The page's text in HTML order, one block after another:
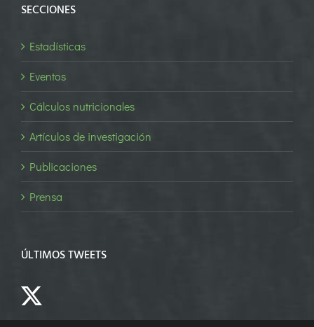
SECCIONES
Estadísticas
Eventos
Cálculos nutricionales
Artículos de investigación
Publicaciones
Prensa
ÚLTIMOS TWEETS